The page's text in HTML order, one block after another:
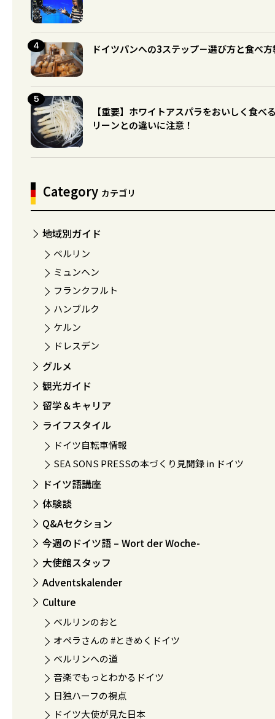
ドイツパンへの3ステップ－選び方と食べ
【重要】ホワイトアスパラをおいしく食
リーンとの違いに注意！
Category カテゴリ
地域別ガイド
ベルリン
ミュンヘン
フランクフルト
ハンブルク
ケルン
ドレスデン
グルメ
観光ガイド
留学＆キャリア
ライフスタイル
ドイツ自転車情報
SEA SONS PRESSの本づくり見聞録 in ドイツ
ドイツ語講座
体験談
Q&Aセクション
今週のドイツ語 – Wort der Woche-
大使館スタッフ
Adventskalender
Culture
ベルリンのおと
オペラさんの #ときめくドイツ
ベルリンへの道
音楽でもっとわかるドイツ
日独ハーフの視点
ドイツ大使が見た日本